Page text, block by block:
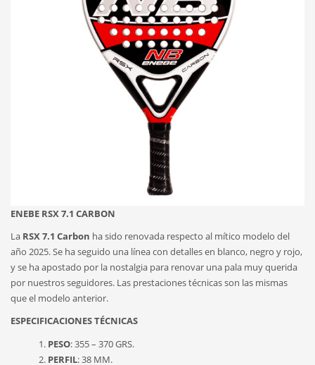
ENEBE RSX 7.1 CARBON
La RSX 7.1 Carbon ha sido renovada respecto al mítico modelo del
año 2025. Se ha seguido una línea con detalles en blanco, negro y rojo,
y se ha apostado por la nostalgia para renovar una pala muy querida
por nuestros seguidores. Las prestaciones técnicas son las mismas
que el modelo anterior.
ESPECIFICACIONES TÉCNICAS
PESO: 355 – 370 GRS.
PERFIL: 38 MM.